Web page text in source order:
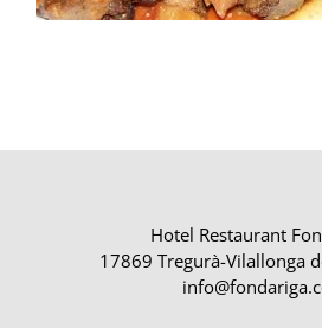
Hotel Restaurant
17869 Tregurà-Vilallonga